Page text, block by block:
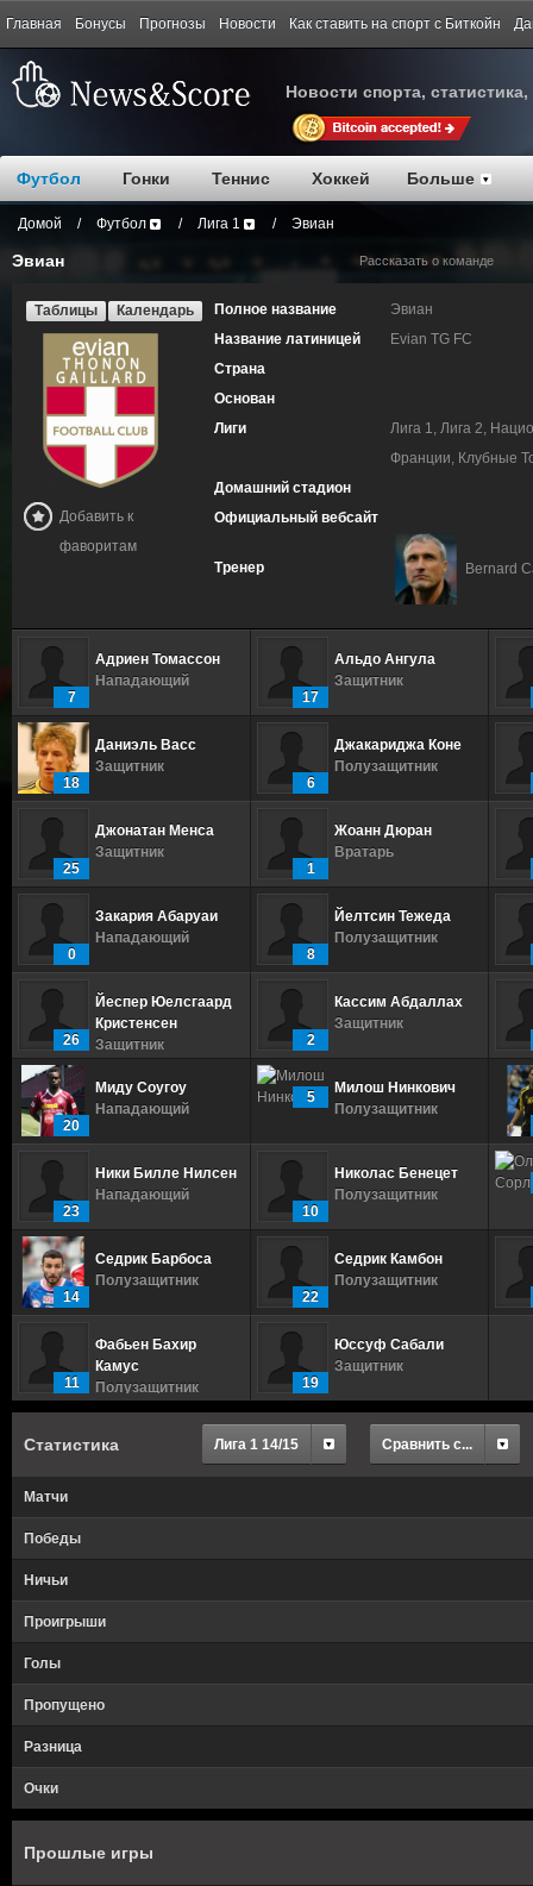
Главная Бонусы Прогнозы Новости Как ставить на спорт с Биткойн
Новости спорта,
Футбол Гонки Теннис Хоккей Больше
Домой / Футбол / Лига 1 / Эвиан
Эвиан Рассказать о команде
Таблицы Календарь
Добавить к
фаворитам
Полное название
Эвиан
Название латиницей
Evian TG FC
Страна
Основан
Лиги
Лига 1, Лига 2,
Франции, Клубные
Домашний стадион
Официальный вебсайт
Тренер Bernard
7
Адриен Томассон
Нападающий
17
Альдо Ангула
Защитник
18
Даниэль Васс
Защитник
6
Джакариджа Коне
Полузащитник
25
Джонатан Менса
Защитник
1
Жоанн Дюран
Вратарь
0
Закария Абаруаи
Нападающий
8
Йелтсин Тежеда
Полузащитник
26
Йеспер Юелсгаард
Кристенсен
Защитник
2
Кассим Абдаллах
Защитник
20
Миду Соугоу
Нападающий
5
Милош Нинкович
Полузащитник
23
Ники Билле Нилсен
Нападающий
10
Николас Бенецет
Полузащитник
14
Седрик Барбоса
Полузащитник
22
Седрик Камбон
Полузащитник
11
Фабьен Бахир
Камус
Полузащитник
19
Юссуф Сабали
Защитник
Статистика Лига 1 14/15 Сравнить с...
Матчи
Победы
Ничьи
Проигрыши
Голы
Пропущено
Разница
Очки
Прошлые игры